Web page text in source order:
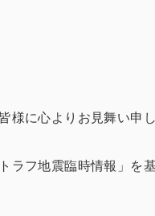
様に心よりお見舞い申し
ラフ地震臨時情報」を